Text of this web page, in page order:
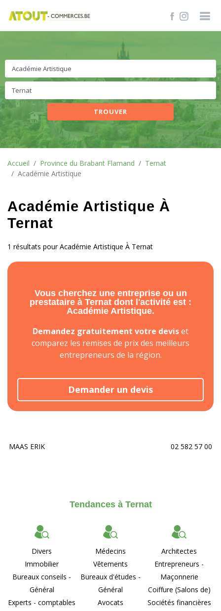
TROUVER
Accueil Province du Brabant Flamand
Ternat
Académie Artistique
Académie Artistique À
Ternat
1 résultats pour Académie Artistique À Ternat
Vous cherchez une entreprise ou un
prestataire à Ternat dont l'activité est :
Académie Artistique.
Demandez gratuitement votre deviset
comparez les remises de prix des meilleurs
entrepreneurs de la région.
Demander un devis
MAAS ERIK 02 582 57 00
Tendances à Ternat
Divers
Immobilier
Bureaux conseils -
Général
Experts - comptables
Médecins
Vêtements
Bureaux d'études -
Général
Avocats
Architectes
Entrepreneurs -
Maçonnerie
Coiffure (Salons de)
Sociétés financières